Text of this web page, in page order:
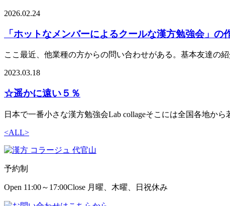
2026.02.24
「ホットなメンバーによるクールな漢方勉強会」の
ここ最近、他業種の方からの問い合わせがある。基本友達の
2023.03.18
☆遥かに遠い５％
日本で一番小さな漢方勉強会Lab collageそこには全国各地か
<ALL>
予約制
Open 11:00～17:00Close 月曜、木曜、日祝休み